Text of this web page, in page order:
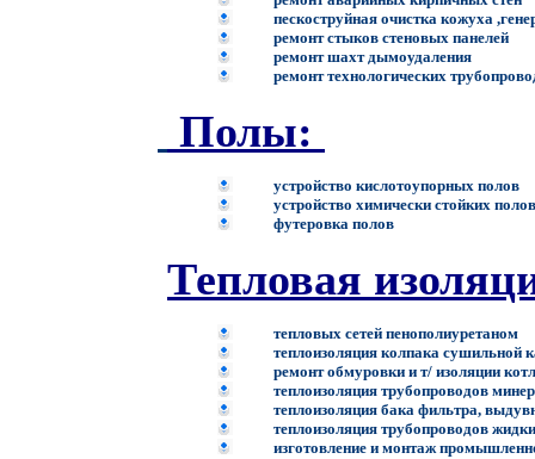
пескоструйная очистка кожуха
ремонт стыков стеновых панелей
ремонт шахт дымоудаления
ремонт технологических
Полы:
устройство кислотоупорных
устройство химически стойких
футеровка полов
Тепловая
тепловых сетей
теплоизоляция колпака
ремонт обмуровки и т/ изоляции
теплоизоляция трубопроводов
теплоизоляция бака фильтра,
теплоизоляция трубопроводов
изготовление и монтаж